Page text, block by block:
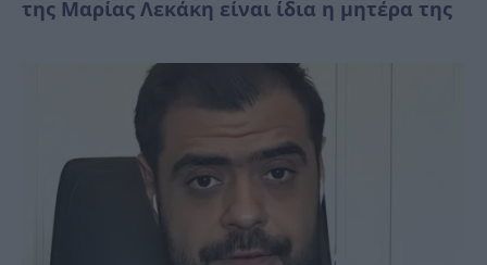
της Μαρίας Λεκάκη είναι ίδια η μητέρα της